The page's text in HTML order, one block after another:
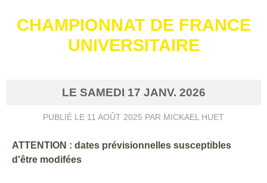
CHAMPIONNAT DE FRANCE
UNIVERSITAIRE
LE SAMEDI 17 JANV. 2026
PUBLIÉ LE 11 AOÛT 2025 PAR MICKAEL HUET
ATTENTION : dates prévisionnelles susceptibles
d'être modifées